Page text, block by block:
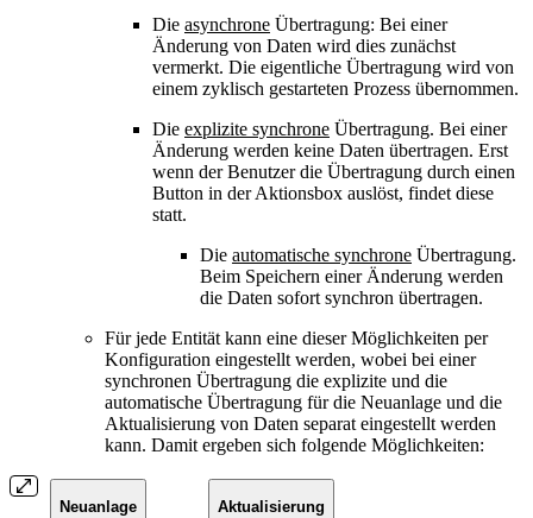
Die asynchrone Übertragung: Bei einer
Änderung von Daten wird dies zunächst
vermerkt. Die eigentliche Übertragung wird von
einem zyklisch gestarteten Prozess übernommen.
Die explizite synchrone Übertragung. Bei einer
Änderung werden keine Daten übertragen. Erst
wenn der Benutzer die Übertragung durch einen
Button in der Aktionsbox auslöst, findet diese
statt.
Die automatische synchrone Übertragung.
Beim Speichern einer Änderung werden
die Daten sofort synchron übertragen.
Für jede Entität kann eine dieser Möglichkeiten per
Konfiguration eingestellt werden, wobei bei einer
synchronen Übertragung die explizite und die
automatische Übertragung für die Neuanlage und die
Aktualisierung von Daten separat eingestellt werden
kann. Damit ergeben sich folgende Möglichkeiten:
Neuanlage Aktualisierung